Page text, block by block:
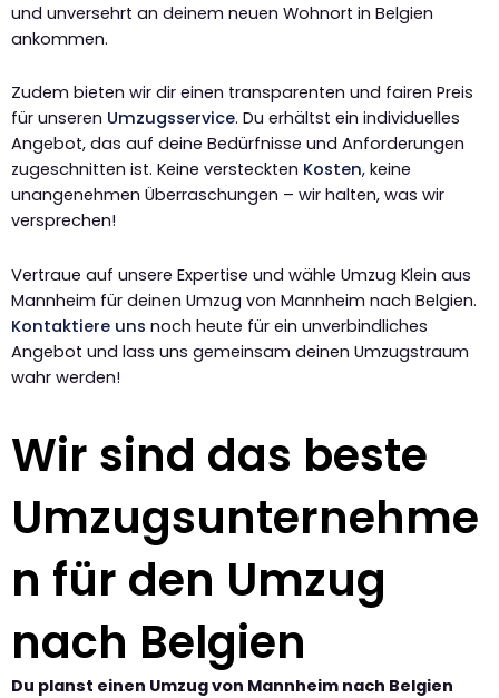
und unversehrt an deinem neuen Wohnort in Belgien
ankommen.
Zudem bieten wir dir einen transparenten und fairen Preis
für unseren Umzugsservice. Du erhältst ein individuelles
Angebot, das auf deine Bedürfnisse und Anforderungen
zugeschnitten ist. Keine versteckten Kosten, keine
unangenehmen Überraschungen – wir halten, was wir
versprechen!
Vertraue auf unsere Expertise und wähle Umzug Klein aus
Mannheim für deinen Umzug von Mannheim nach Belgien.
Kontaktiere uns noch heute für ein unverbindliches
Angebot und lass uns gemeinsam deinen Umzugstraum
wahr werden!
Wir sind das beste
Umzugsunternehme
n für den Umzug
nach Belgien
Du planst einen Umzug von Mannheim nach Belgien